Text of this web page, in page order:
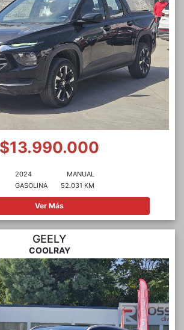
$13.990.000
2024
GASOLINA
MANUAL
52.031 KM
Ver Más
GEELY
COOLRAY